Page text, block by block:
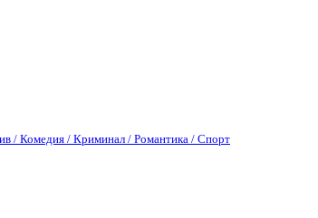
/ Комедия / Криминал / Романтика / Спорт